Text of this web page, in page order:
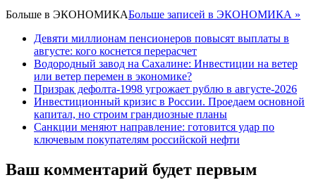
Больше в ЭКОНОМИКАБольше записей в ЭКОНОМИКА »
Девяти миллионам пенсионеров повысят выплаты в
августе: кого коснется перерасчет
Водородный завод на Сахалине: Инвестиции на ветер
или ветер перемен в экономике?
Призрак дефолта-1998 угрожает рублю в августе-2026
Инвестиционный кризис в России. Проедаем основной
капитал, но строим грандиозные планы
Санкции меняют направление: готовится удар по
ключевым покупателям российской нефти
Ваш комментарий будет первым